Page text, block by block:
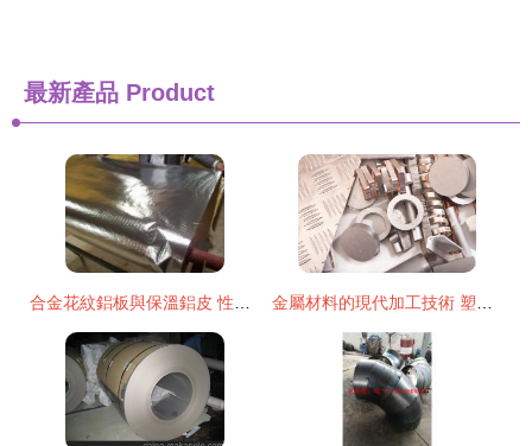
最新產品 Product